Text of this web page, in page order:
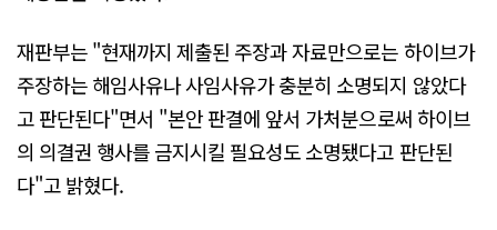
재판부는 "현재까지 제출된 주장과 자료만으로는 하이브가
주장하는 해임사유나 사임사유가 충분히 소명되지 않았다
고 판단된다"면서 "본안 판결에 앞서 가처분으로써 하이브
의 의결권 행사를 금지시킬 필요성도 소명됐다고 판단된
다"고 밝혔다.